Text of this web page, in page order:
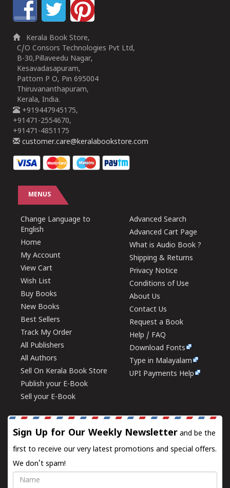
Kerala Book Store,
C/O Consors Technologies Pvt Ltd,
B-30,Pillaveedu Nagar,
Kesavadasapuram,
Pattom P O, Pin 695004
Thiruvananthapuram,
Kerala, India.
+919447945175,
+91471-2554670,
+91471-4851175
customer.care@keralabookstore.com
MENUS
Change Language to
English
Home
My Account
View Cart
Wish List
Buy Books
New Books
Best Sellers
Track My Order
All Publishers
All Authors
Sell On Kerala Book Store
Publish your E-Book
Sell your E-Book
Advanced Search
Advanced Cart Page
What is Audio Book ?
Shipping & Returns
Privacy Notice
Conditions of Use
About Us
Contact Us
Request a Book
Help / FAQ
Download Fonts
Type in Malayalam
UPI Payments Help
Sign Up for Our Weekly Newsletter and be the
first to receive our very latest promotions and special offers.
We don't spam!
Name